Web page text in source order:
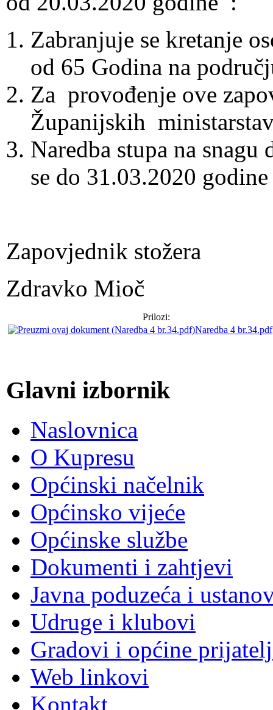
Zabranjuje se kretanje
od 65 Godina na
Za provođenje ove
Županijskih
Naredba stupa na
se do 31.03.2020 godine
Zapovjednik stožera
Zdravko Mioč
Prilozi:
Naredba 4 br.34.pdf
Glavni izbornik
Naslovnica
O Kupresu
Općinski načelnik
Općinsko vijeće
Općinske službe
Dokumenti i zahtjevi
Javna poduzeća i
Udruge i klubovi
Gradovi i općine
Web linkovi
Kontakt